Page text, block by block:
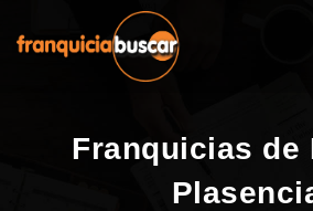
Franquicias de